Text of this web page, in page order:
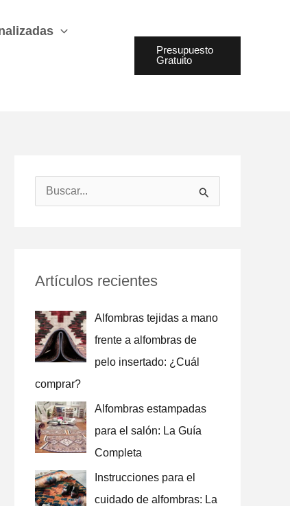
Presupuesto
Gratuito
a
:
Artículos recientes
Alfombras tejidas a mano
frente a alfombras de
pelo insertado: ¿Cuál
comprar?
Alfombras estampadas
para el salón: La Guía
Completa
Instrucciones para el
cuidado de alfombras: La